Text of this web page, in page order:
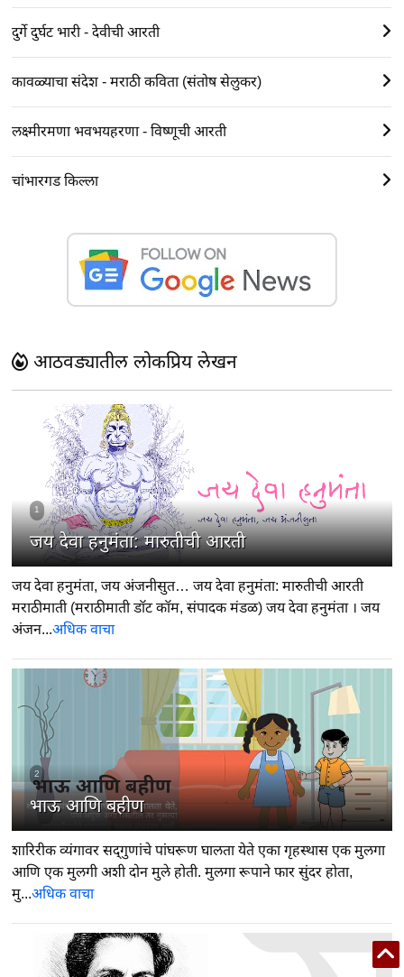
दुर्गे दुर्घट भारी - देवीची आरती
कावळ्याचा संदेश - मराठी कविता (संतोष सेलुकर)
लक्ष्मीरमणा भवभयहरणा - विष्णूची आरती
चांभारगड किल्ला
आठवड्यातील लोकप्रिय लेखन
1
जय देवा हनुमंता: मारुतीची आरती
जय देवा हनुमंता, जय अंजनीसुत… जय देवा हनुमंता: मारुतीची आरती
मराठीमाती (मराठीमाती डॉट कॉम, संपादक मंडळ) जय देवा हनुमंता । जय
अंजन...अधिक वाचा
2
भाऊ आणि बहीण
शारिरीक व्यंगावर सद्‍गुणांचे पांघरूण घालता येते एका गृहस्थास एक मुलगा
आणि एक मुलगी अशी दोन मुले होती. मुलगा रूपाने फार सुंदर होता,
मु...अधिक वाचा